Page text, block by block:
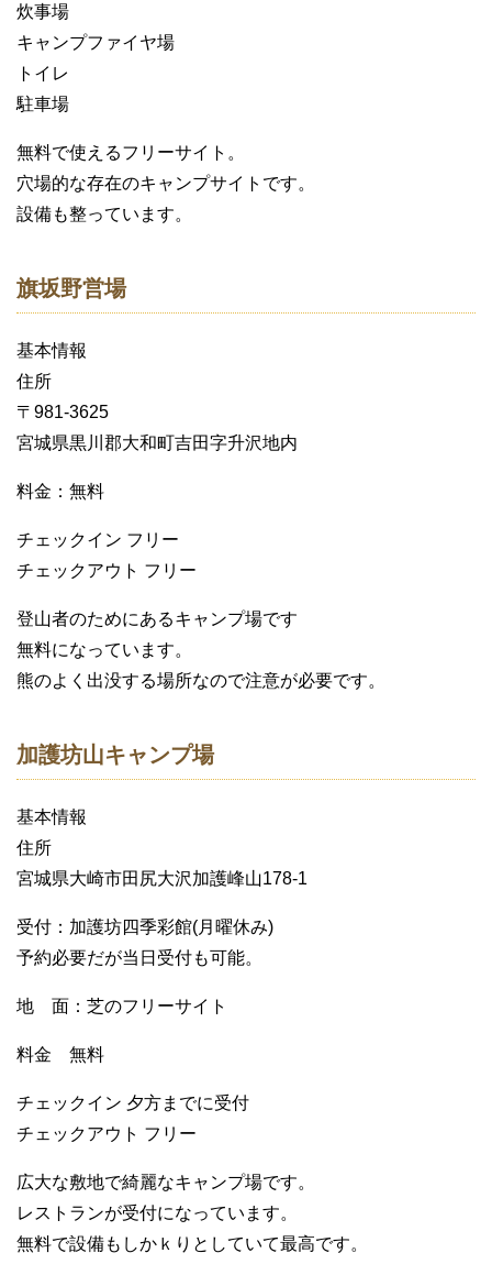
炊事場
キャンプファイヤ場
トイレ
駐車場
無料で使えるフリーサイト。
穴場的な存在のキャンプサイトです。
設備も整っています。
旗坂野営場
基本情報
住所
〒981-3625
宮城県黒川郡大和町吉田字升沢地内
料金：無料
チェックイン フリー
チェックアウト フリー
登山者のためにあるキャンプ場です
無料になっています。
熊のよく出没する場所なので注意が必要です。
加護坊山キャンプ場
基本情報
住所
宮城県大崎市田尻大沢加護峰山178-1
受付：加護坊四季彩館(月曜休み)
予約必要だが当日受付も可能。
地 面：芝のフリーサイト
料金 無料
チェックイン 夕方までに受付
チェックアウト フリー
広大な敷地で綺麗なキャンプ場です。
レストランが受付になっています。
無料で設備もしかｋりとしていて最高です。